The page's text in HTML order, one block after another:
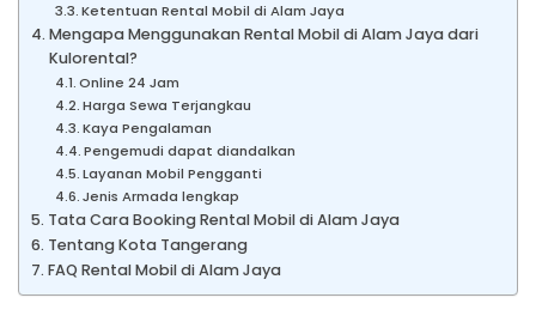
Ketentuan Rental Mobil di Alam Jaya
Mengapa Menggunakan Rental Mobil di Alam Jaya dari
Kulorental?
Online 24 Jam
Harga Sewa Terjangkau
Kaya Pengalaman
Pengemudi dapat diandalkan
Layanan Mobil Pengganti
Jenis Armada lengkap
Tata Cara Booking Rental Mobil di Alam Jaya
Tentang Kota Tangerang
FAQ Rental Mobil di Alam Jaya